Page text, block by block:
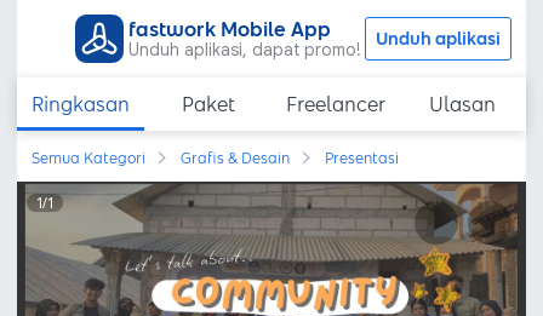
fastwork Mobile App
Unduh aplikasi, dapat promo! Unduh aplikasi
Ringkasan Paket Freelancer Ulasan
Semua Kategori Grafis & Desain Presentasi
1/1